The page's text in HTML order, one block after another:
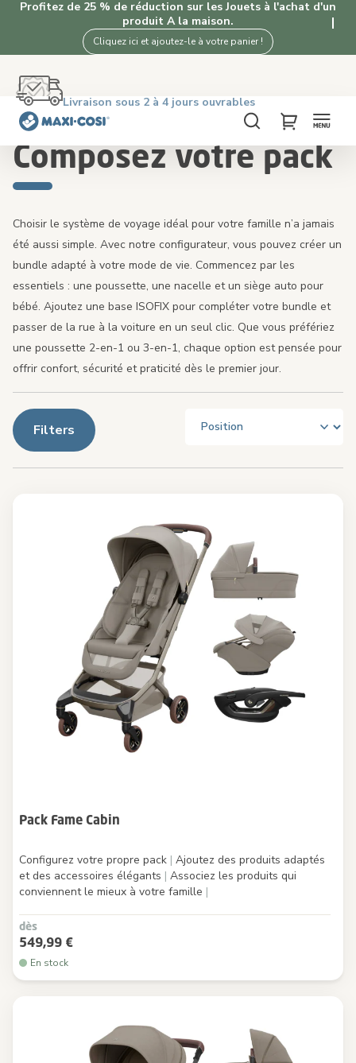
Profitez de 25 % de réduction sur les Jouets à l'achat d'un
produit A la maison.
Cliquez ici et ajoutez-le à votre panier !
Livraison offerte dès €50. Achetez maintenant!
4,3★ de 1K+ clients satisfaits de nos produits
Livraison sous 2 à 4 jours ouvrables
Retour gratuit dans les 100 jours
ChercherMy Cart
Accueil Poussettes Composez votre pack
Composez votre pack
Choisir le système de voyage idéal pour votre famille n’a jamais
été aussi simple. Avec notre configurateur, vous pouvez créer un
bundle adapté à votre mode de vie. Commencez par les
essentiels : une poussette, une nacelle et un siège auto pour
bébé. Ajoutez une base ISOFIX pour compléter votre bundle et
passer de la rue à la voiture en un seul clic. Que vous préfériez
une poussette 2-en-1 ou 3-en-1, chaque option est pensée pour
offrir confort, sécurité et praticité dès le premier jour.
Filters
Pack Fame Cabin
Configurez votre propre pack | Ajoutez des produits adaptés
et des accessoires élégants | Associez les produits qui
conviennent le mieux à votre famille |
dès
549,99 €
En stock